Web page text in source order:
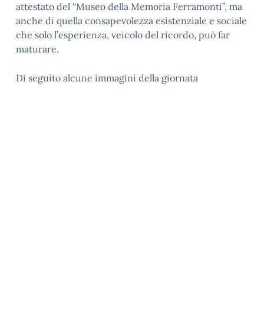
attestato del “Museo della Memoria Ferramonti”, ma
anche di quella consapevolezza esistenziale e sociale
che solo l’esperienza, veicolo del ricordo, può far
maturare.
Di seguito alcune immagini della giornata